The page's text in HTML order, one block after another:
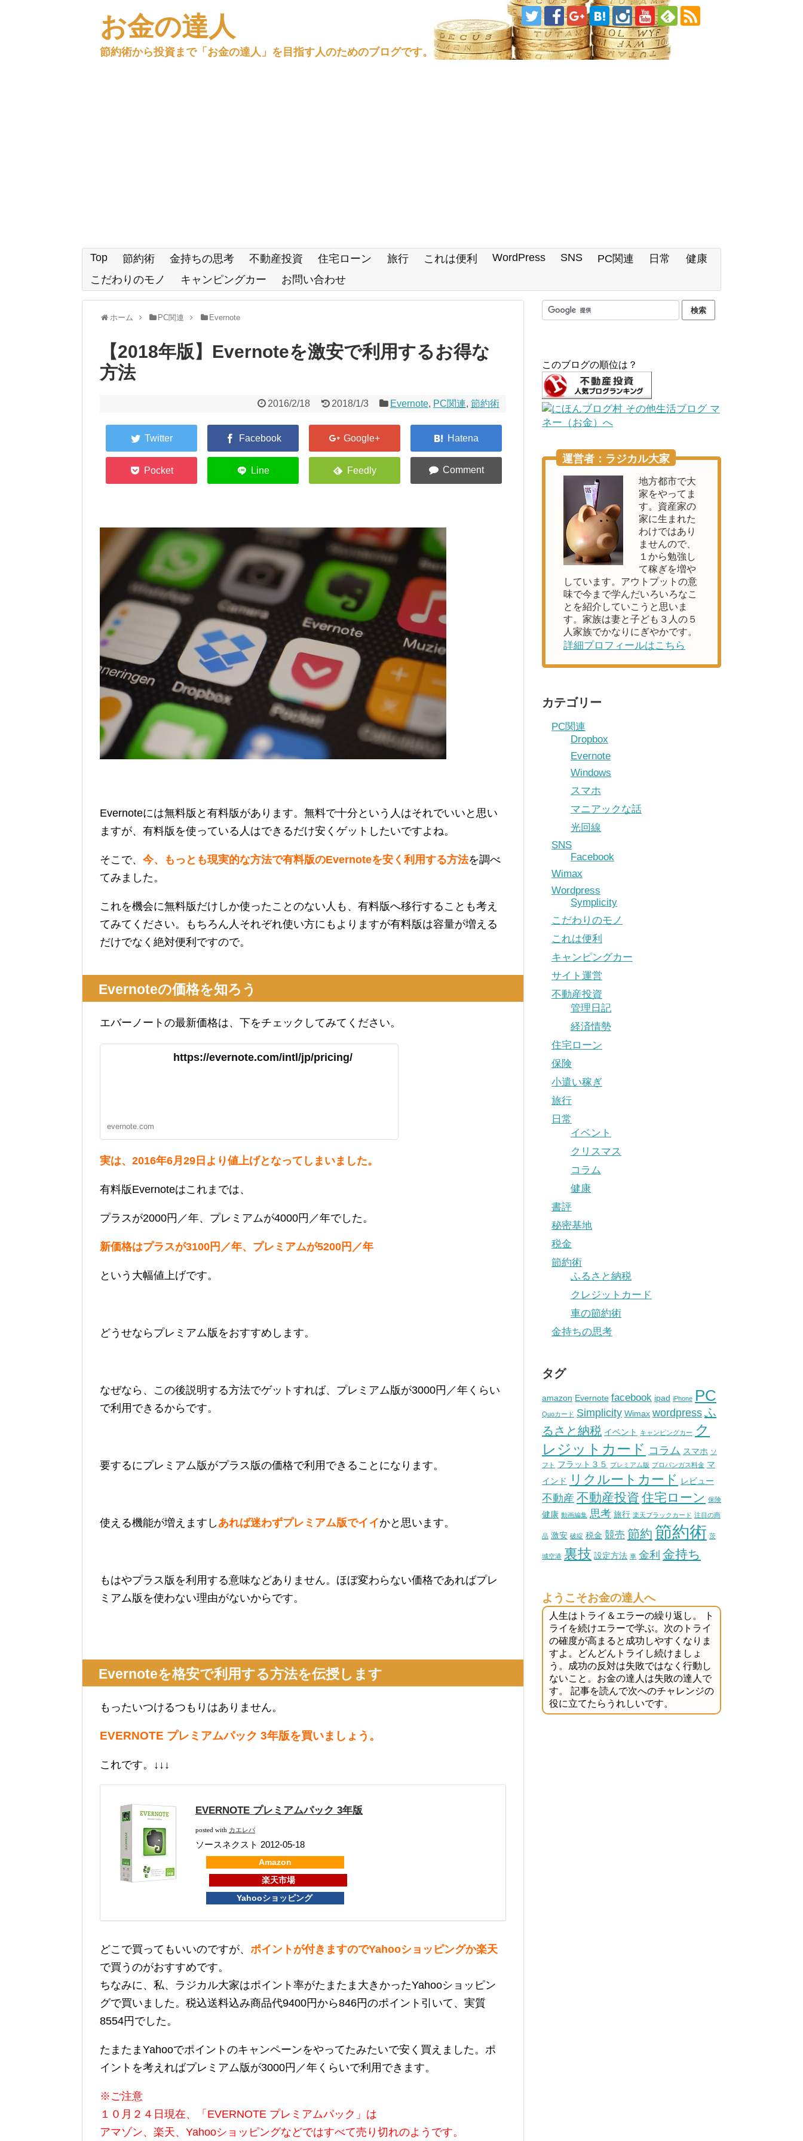
お金の達人
節約術から投資まで「お金の達人」を目指す人のためのブログです。
Top 節約術 金持ちの思考 不動産投資 住宅ローン 旅行 これは便利 WordPress SNS PC関連 日常
健康
こだわりのモノ
キャンピングカー お問い合わせ
ホーム PC関連 Evernote
【2018年版】Evernoteを激安で利用するお得な
方法
2016/2/18 2018/1/3 Evernote, PC関連, 節約術
Evernoteには無料版と有料版があります。無料で十分という人はそれでいいと思い
ますが、有料版を使っている人はできるだけ安くゲットしたいですよね。
そこで、 今、もっとも現実的な方法で有料版のEvernoteを安く利用する方法を調べ
てみました。
これを機会に無料版だけしか使ったことのない人も、有料版へ移行することも考え
てみてください。もちろん人それぞれ使い方にもよりますが有料版は容量が増える
だけでなく絶対便利ですので。
Evernoteの価格を知ろう
エバーノートの最新価格は、下をチェックしてみてください。
https://evernote.com/intl/jp/pricing/
evernote.com
実は、2016年6月29日より値上げとなってしまいました。
有料版Evernoteはこれまでは、
プラスが2000円／年、プレミアムが4000円／年でした。
新価格はプラスが3100円／年、プレミアムが5200円／年
という大幅値上げです。
どうせならプレミアム版をおすすめします。
なぜなら、この後説明する方法でゲットすれば、プレミアム版が3000円／年くらい
で利用できるからです。
要するにプレミアム版がプラス版の価格で利用できることになります。
使える機能が増えますし あれば迷わずプレミアム版でイイかと思います。
もはやプラス版を利用する意味などありません。ほぼ変わらない価格であればプレ
ミアム版を使わない理由がないからです。
Evernoteを格安で利用する方法を伝授します
もったいつけるつもりはありません。
EVERNOTE プレミアムパック 3年版を買いましょう。
これです。↓↓↓
EVERNOTE プレミアムパック 3年版
posted with カエレバ
ソースネクスト 2012-05-18
Amazon
楽天市場
Yahooショッピング
どこで買ってもいいのですが、 ポイントが付きますのでYahooショッピングか楽天
で買うのがおすすめです。
ちなみに、私、ラジカル大家はポイント率がたまたま大きかったYahooショッピン
グで買いました。税込送料込み商品代9400円から846円のポイント引いて、実質
8554円でした。
たまたまYahooでポイントのキャンペーンをやってたみたいで安く買えました。ポ
イントを考えればプレミアム版が3000円／年くらいで利用できます。
※ご注意
１０月２４日現在、「EVERNOTE プレミアムパック」は
アマゾン、楽天、Yahooショッピングなどではすべて売り切れのようです。
このブログの順位は？
運営者：ラジカル大家
地方都市で大
家をやってま
す。資産家の
家に生まれた
わけではあり
ませんので、
１から勉強し
て稼ぎを増や
しています。アウトプットの意
味で今まで学んだいろいろなこ
とを紹介していこうと思いま
す。家族は妻と子ども３人の５
人家族でかなりにぎやかです。
詳細プロフィールはこちら
カテゴリー
PC関連
Dropbox
Evernote
Windows
スマホ
マニアックな話
光回線
SNS
Facebook
Wimax
Wordpress
Symplicity
こだわりのモノ
これは便利
キャンピングカー
サイト運営
不動産投資
管理日記
経済情勢
住宅ローン
保険
小遣い稼ぎ
旅行
日常
イベント
クリスマス
コラム
健康
書評
秘密基地
税金
節約術
ふるさと納税
クレジットカード
車の節約術
金持ちの思考
タグ
amazon Evernote facebook ipad iPhone PC
Quoカード Simplicity Wimax wordpressふ
るさと納税 イベント キャンピングカー ク
レジットカード コラム スマホ ソ
フト フラット３５ プレミアム版 プロパンガス料金 マ
インド
リクルートカード レビュー
不動産 不動産投資 住宅ローン 保険
健康 動画編集 思考 旅行 楽天ブラックカード 注目の商
品 激安 破綻 税金 競売 節約 節約術 茨
城空港 裏技 設定方法 車 金利 金持ち
ようこそお金の達人へ
人生はトライ＆エラーの繰り返し。 ト
ライを続けエラーで学ぶ。次のトライ
の確度が高まると成功しやすくなりま
すよ。どんどんトライし続けましょ
う。成功の反対は失敗ではなく行動し
ないこと。お金の達人は失敗の達人で
す。 記事を読んで次へのチャレンジの
役に立てたらうれしいです。